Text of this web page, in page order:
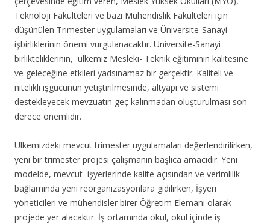
Teknoloji Fakülteleri ve bazı Mühendislik Fakülteleri için
düşünülen Trimester uygulamaları ve Üniversite-Sanayi
işbirliklerinin önemi vurgulanacaktır. Üniversite-Sanayi
birlikteliklerinin, ülkemiz Mesleki- Teknik eğitiminin kalitesine
ve geleceğine etkileri yadsınamaz bir gerçektir. Kaliteli ve
nitelikli işgücünün yetiştirilmesinde, altyapı ve sistemi
destekleyecek mevzuatın geç kalınmadan oluşturulması son
derece önemlidir.
Ülkemizdeki mevcut trimester uygulamaları değerlendirilirken,
yeni bir trimester projesi çalışmanın başlıca amacıdır. Yeni
modelde, mevcut işyerlerinde kalite açısından ve verimlilik
bağlamında yeni reorganizasyonlara gidilirken, İşyeri
yöneticileri ve mühendisler birer Öğretim Elemanı olarak
projede yer alacaktır. İş ortamında okul, okul içinde iş